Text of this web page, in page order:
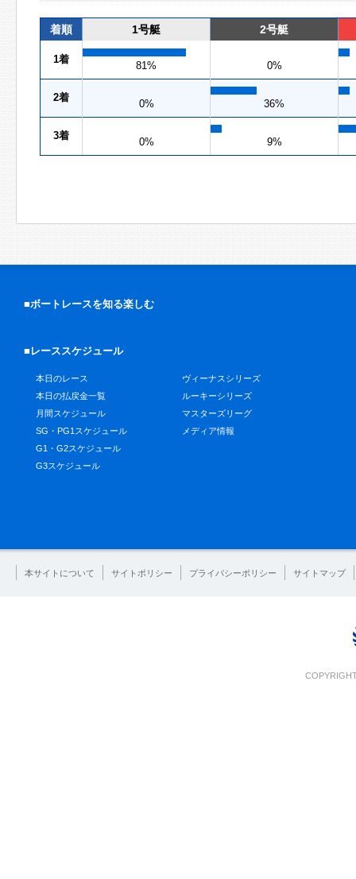
着順 1号艇 2号艇
1着
81% 0%
2着
0% 36%
3着
0% 9%
■ボートレースを知る楽しむ
■レーススケジュール
本日のレース
本日の払戻金一覧
月間スケジュール
SG・PG1スケジュール
G1・G2スケジュール
G3スケジュール
ヴィーナスシリーズ
ルーキーシリーズ
マスターズリーグ
メディア情報
本サイトについて サイトポリシー プライバシーポリシー サイトマップ